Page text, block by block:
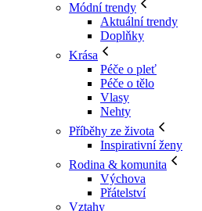
Módní trendy
Aktuální trendy
Doplňky
Krása
Péče o pleť
Péče o tělo
Vlasy
Nehty
Příběhy ze života
Inspirativní ženy
Rodina & komunita
Výchova
Přátelství
Vztahy